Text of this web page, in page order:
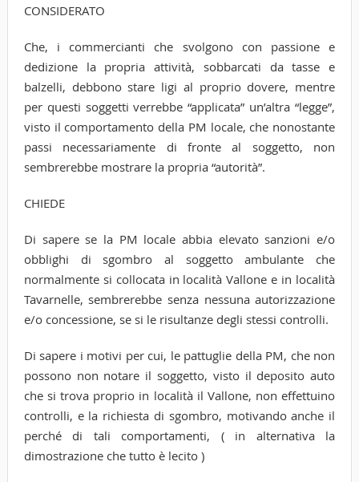
CONSIDERATO
Che, i commercianti che svolgono con passione e
dedizione la propria attività, sobbarcati da tasse e
balzelli, debbono stare ligi al proprio dovere, mentre
per questi soggetti verrebbe “applicata” un’altra “legge”,
visto il comportamento della PM locale, che nonostante
passi necessariamente di fronte al soggetto, non
sembrerebbe mostrare la propria “autorità”.
CHIEDE
Di sapere se la PM locale abbia elevato sanzioni e/o
obblighi di sgombro al soggetto ambulante che
normalmente si collocata in località Vallone e in località
Tavarnelle, sembrerebbe senza nessuna autorizzazione
e/o concessione, se si le risultanze degli stessi controlli.
Di sapere i motivi per cui, le pattuglie della PM, che non
possono non notare il soggetto, visto il deposito auto
che si trova proprio in località il Vallone, non effettuino
controlli, e la richiesta di sgombro, motivando anche il
perché di tali comportamenti, ( in alternativa la
dimostrazione che tutto è lecito )